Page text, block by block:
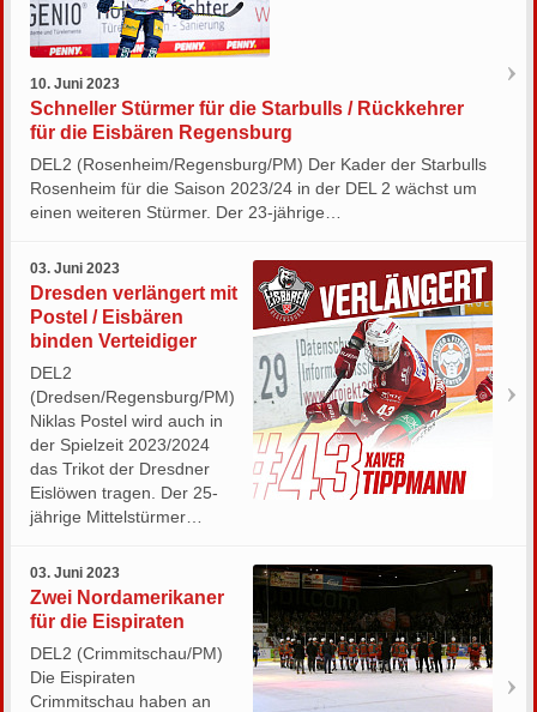
10. Juni 2023
Schneller Stürmer für die Starbulls / Rückkehrer
für die Eisbären Regensburg
DEL2 (Rosenheim/Regensburg/PM) Der Kader der Starbulls
Rosenheim für die Saison 2023/24 in der DEL 2 wächst um
einen weiteren Stürmer. Der 23-jährige…
03. Juni 2023
Dresden verlängert mit
Postel / Eisbären
binden Verteidiger
DEL2
(Dredsen/Regensburg/PM)
Niklas Postel wird auch in
der Spielzeit 2023/2024
das Trikot der Dresdner
Eislöwen tragen. Der 25-
jährige Mittelstürmer…
03. Juni 2023
Zwei Nordamerikaner
für die Eispiraten
DEL2 (Crimmitschau/PM)
Die Eispiraten
Crimmitschau haben an